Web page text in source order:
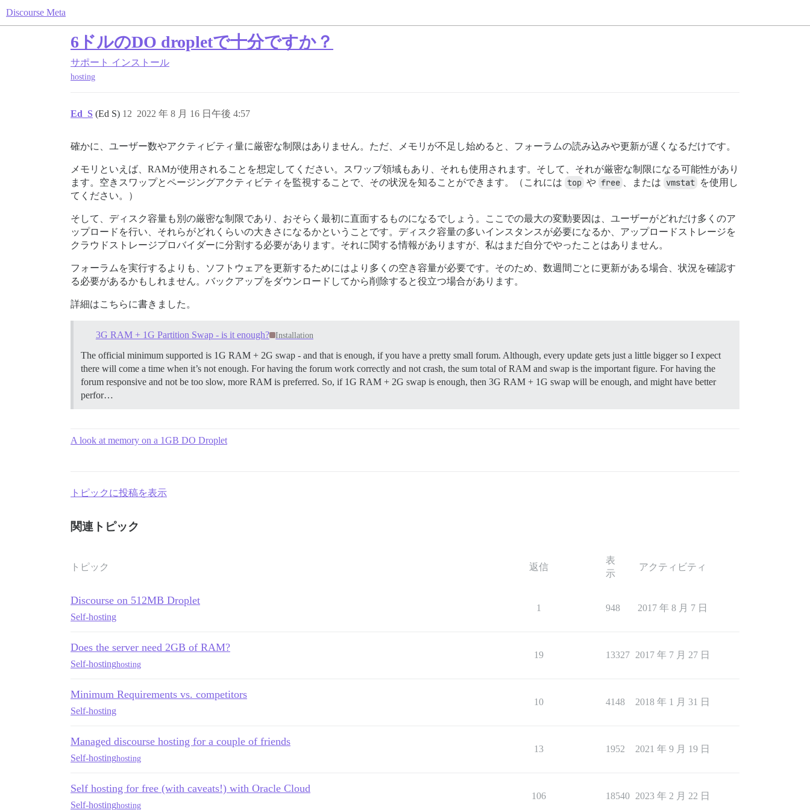
Discourse Meta
6ドルのDO dropletで十分ですか？
サポート インストール
hosting
Ed_S (Ed S) 2022 年 8 月 16 日午後 4:57
12
確かに、ユーザー数やアクティビティ量に厳密な制限はありません。ただ、メモリが不足し始めると、フォーラムの読み込みや更新が遅くなるだけです。
メモリといえば、RAMが使用されることを想定してください。スワップ領域もあり、それも使用されます。そして、それが厳密な制限になる可能性があり
ます。空きスワップとページングアクティビティを監視することで、その状況を知ることができます。（これには top や free 、または vmstat を使用し
てください。）
そして、ディスク容量も別の厳密な制限であり、おそらく最初に直面するものになるでしょう。ここでの最大の変動要因は、ユーザーがどれだけ多くのア
ップロードを行い、それらがどれくらいの大きさになるかということです。ディスク容量の多いインスタンスが必要になるか、アップロードストレージを
クラウドストレージプロバイダーに分割する必要があります。それに関する情報がありますが、私はまだ自分でやったことはありません。
フォーラムを実行するよりも、ソフトウェアを更新するためにはより多くの空き容量が必要です。そのため、数週間ごとに更新がある場合、状況を確認す
る必要があるかもしれません。バックアップをダウンロードしてから削除すると役立つ場合があります。
詳細はこちらに書きました。
3G RAM + 1G Partition Swap - is it enough? Installation
The official minimum supported is 1G RAM + 2G swap - and that is enough, if you have a pretty small forum. Although, every update gets just a little bigger so I expect
there will come a time when it’s not enough. For having the forum work correctly and not crash, the sum total of RAM and swap is the important figure. For having the
forum responsive and not be too slow, more RAM is preferred. So, if 1G RAM + 2G swap is enough, then 3G RAM + 1G swap will be enough, and might have better
perfor…
A look at memory on a 1GB DO Droplet
トピックに投稿を表示
関連トピック
トピック 返信
表
示
アクティビティ
Discourse on 512MB Droplet
Self-hosting
1 948 2017 年 8 月 7 日
Does the server need 2GB of RAM?
Self-hostinghosting
19 13327 2017 年 7 月 27 日
Minimum Requirements vs. competitors
Self-hosting
10 4148 2018 年 1 月 31 日
Managed discourse hosting for a couple of friends
Self-hostinghosting
13 1952 2021 年 9 月 19 日
Self hosting for free (with caveats!) with Oracle Cloud
Self-hostinghosting
106 18540 2023 年 2 月 22 日